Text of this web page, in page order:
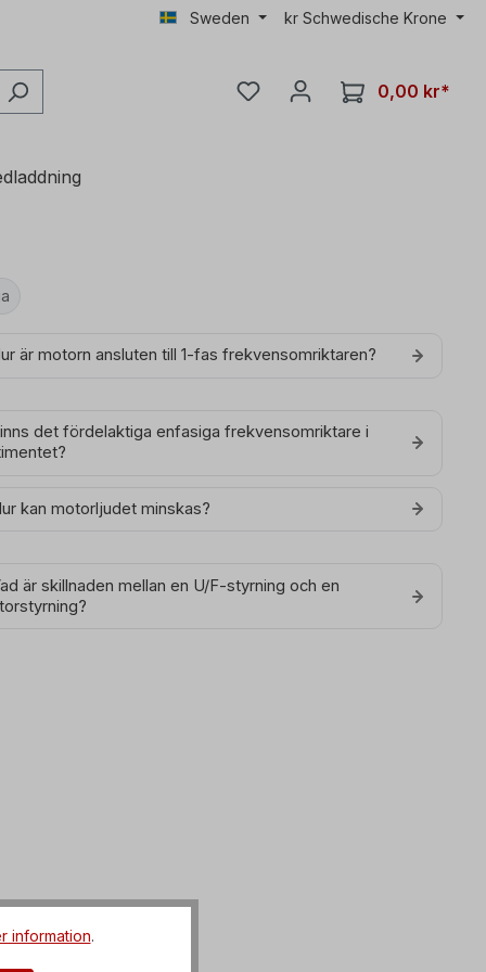
Sweden kr Schwedische Krone
0,00 kr*
är motorn ansluten till 1-fas frekvensomriktaren?
det fördelaktiga enfasiga frekvensomriktare i
kan motorljudet minskas?
är skillnaden mellan en U/F-styrning och en
information.